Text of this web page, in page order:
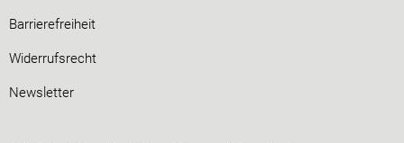
Barrierefreiheit
Widerrufsrecht
Newsletter